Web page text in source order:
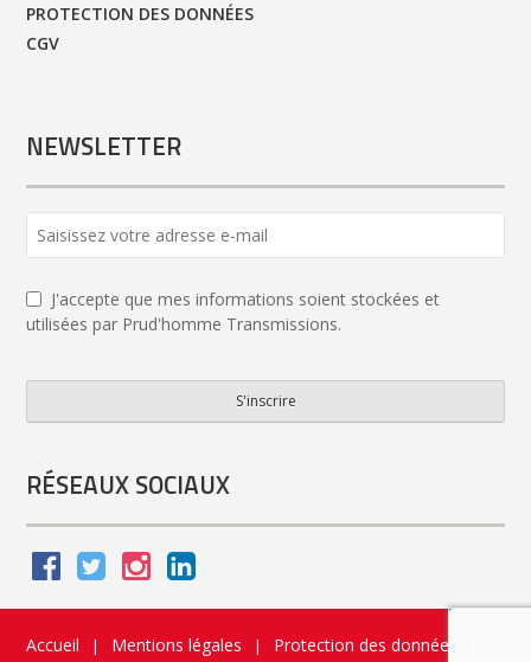
PROTECTION DES DONNÉES
CGV
NEWSLETTER
J'accepte que mes informations soient stockées et
utilisées par Prud'homme Transmissions.
S'inscrire
RÉSEAUX SOCIAUX
Accueil | Mentions légales | Protection des données